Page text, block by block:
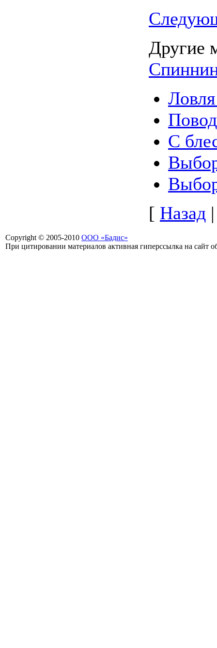
Другие
Ловля
С
[ Назад
Copyright © 2005-2010 ООО «Бадис»
При цитировании материалов активная гиперссылка на сайт